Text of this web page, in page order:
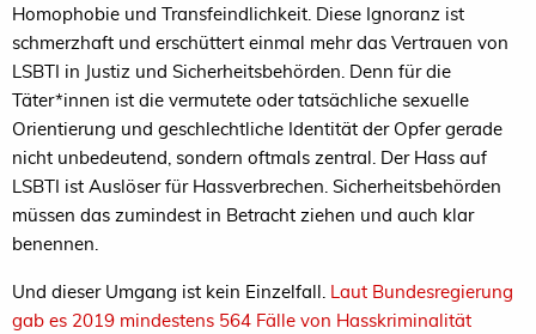
Homophobie und Transfeindlichkeit. Diese Ignoranz ist
schmerzhaft und erschüttert einmal mehr das Vertrauen von
LSBTI in Justiz und Sicherheitsbehörden. Denn für die
Täter*innen ist die vermutete oder tatsächliche sexuelle
Orientierung und geschlechtliche Identität der Opfer gerade
nicht unbedeutend, sondern oftmals zentral. Der Hass auf
LSBTI ist Auslöser für Hassverbrechen. Sicherheitsbehörden
müssen das zumindest in Betracht ziehen und auch klar
benennen.
Und dieser Umgang ist kein Einzelfall. Laut Bundesregierung
gab es 2019 mindestens 564 Fälle von Hasskriminalität